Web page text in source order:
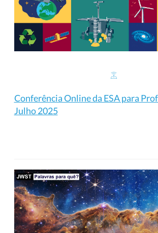
Conferência Online da ESA para
Julho 2025